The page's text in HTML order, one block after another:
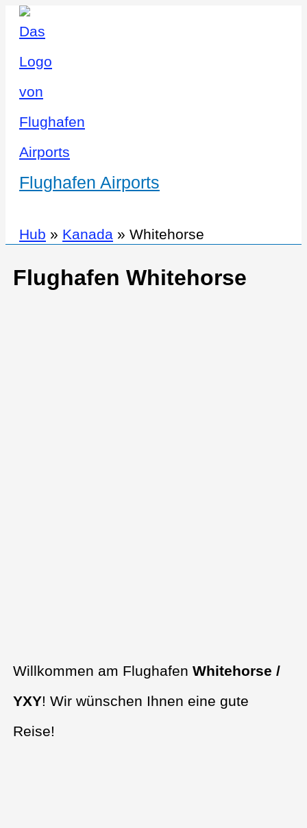
Flughafen Airports
Hub » Kanada » Whitehorse
Flughafen Whitehorse
Willkommen am FlughafenWhitehorse /
YXY! Wir wünschen Ihnen eine gute
Reise!